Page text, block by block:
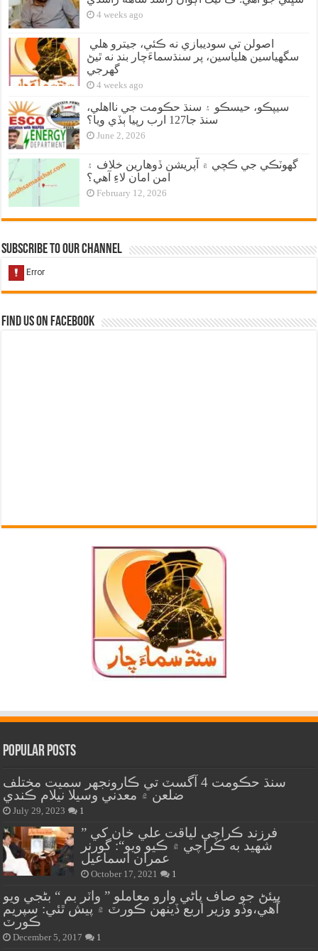
4 weeks ago
سگهياسين هلياسين، پر سنڌسماءَچار بند نه ٿيڻ
گهرجي
4 weeks ago
سيپڪو، حيسڪو ۽ سنڌ حڪومت جي نااهلي،
سنڌ جا127 ارب رپيا ٻڏي ويا؟
June 2, 2026
گهوٽڪي جي ڪچي ۾ آپريشن ڏوهارين خلاف ۽
امن امان لاءِ آهي؟
February 12, 2026
Subscribe to our Channel
Find us on Facebook
Popular Posts
سنڌ حڪومت 4 آگسٽ تي ڪارونجهر سميت مختلف
ضلعن ۾ معدني وسيلا نيلام ڪندي
July 29, 2023 1
” فرزند ڪراچي لياقت علي خان کي
شهيد به ڪراچي ۾ ڪيو ويو“: گورنر
عمران اسماعيل
October 17, 2021 1
پيئڻ جو صاف پاڻي وارو معاملو ” واٽر بم “ بڻجي ويو
آهي،وڏو وزير اربع ڏينهن ڪورٽ ۾ پيش ٿئي: سپريم
ڪورٽ
December 5, 2017 1